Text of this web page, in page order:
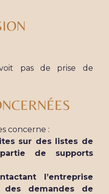
pas de prise de
concerne :
sur des listes de
de supports
l’entreprise
des demandes de